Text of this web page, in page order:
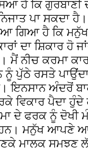
ਹੈ ਕਿ ਗੁਰਬਾਣੀ
ਪਾ ਸਕਦਾ
ਗਿਆ ਹੈ ਕਿ
ਦਾ ਸ਼ਿਕਾਰ ਹੋ
ਮੈਂ ਨੀਚ ਕਰਮਾ
ਨੂੰ ਪੁੱਠੇ ਰਸਤੇ
ਇਨਸਾਨ ਅੰਦਰੋਂ
ਵਿਕਾਰ ਪੈਦਾ
ਦੇ ਫਰਕ ਨੂੰ ਦੋਖੀ
ਮਨੁੱਖ ਆਪਣੇ
ਮਾਲਕ ਸਮਝਣ